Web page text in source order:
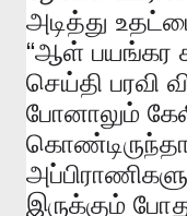
அடித்து உதட்டை
“ஆள் பயங்கர
செய்தி பரவி
போனாலும்
இருக்கும்